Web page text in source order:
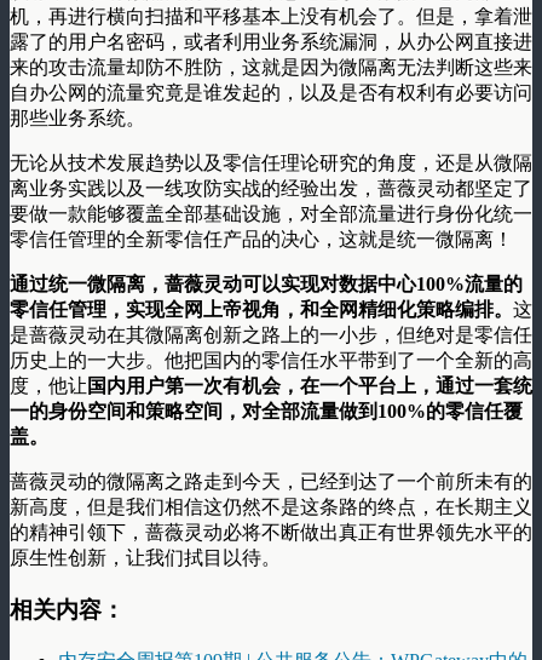
机，再进行横向扫描和平移基本上没有机会了。但是，拿着泄
露了的用户名密码，或者利用业务系统漏洞，从办公网直接进
来的攻击流量却防不胜防，这就是因为微隔离无法判断这些来
自办公网的流量究竟是谁发起的，以及是否有权利有必要访问
那些业务系统。
无论从技术发展趋势以及零信任理论研究的角度，还是从微隔
离业务实践以及一线攻防实战的经验出发，蔷薇灵动都坚定了
要做一款能够覆盖全部基础设施，对全部流量进行身份化统一
零信任管理的全新零信任产品的决心，这就是统一微隔离！
通过统一微隔离，蔷薇灵动可以实现对数据中心100%流量的
零信任管理，实现全网上帝视角，和全网精细化策略编排。 这
是蔷薇灵动在其微隔离创新之路上的一小步，但绝对是零信任
历史上的一大步。他把国内的零信任水平带到了一个全新的高
度，他让 国内用户第一次有机会，在一个平台上，通过一套统
一的身份空间和策略空间，对全部流量做到100%的零信任覆
盖。
蔷薇灵动的微隔离之路走到今天，已经到达了一个前所未有的
新高度，但是我们相信这仍然不是这条路的终点，在长期主义
的精神引领下，蔷薇灵动必将不断做出真正有世界领先水平的
原生性创新，让我们拭目以待。
相关内容：